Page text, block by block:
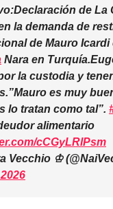
de La
la demanda de
de Mauro Icardi
Nara en
la custodia y
es muy
lo tratan como tal”.
alimentario
cCGyLRlPsm
Vecchio ♔